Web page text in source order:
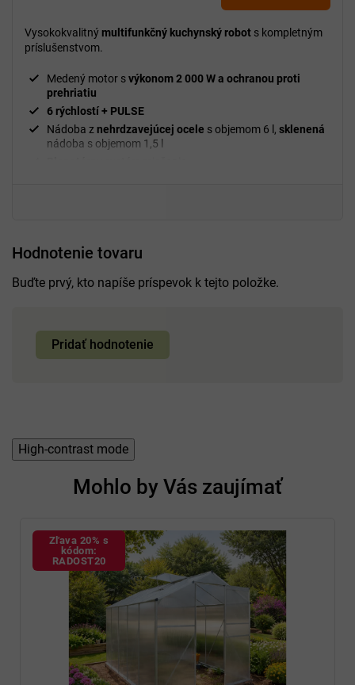
z
5
Vysokokvalitný multifunkčný kuchynský robot s kompletným
príslušenstvom.
Medený motor svýkonom 2 000 W a ochranou proti
prehriatiu
6 rýchlostí + PULSE
Nádoba z nehrdzavejúcej ocele s objemom 6 l, sklenená
nádoba s objemom 1,5 l
ZDARMA
Bez obsahuBPA
Hodnotenie tovaru
Buďte prvý, kto napíše príspevok k tejto položke.
Pridať hodnotenie
High-contrast mode
Mohlo by Vás zaujímať
Zľava 20% s
kódom:
RADOST20